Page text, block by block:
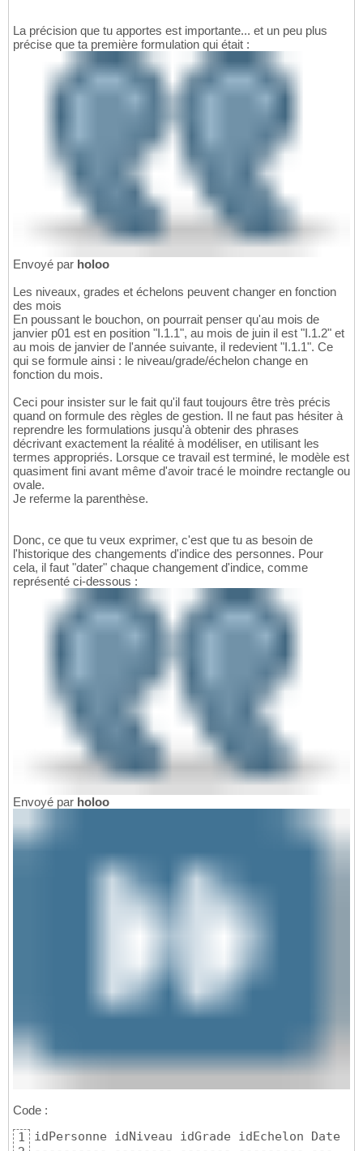
La précision que tu apportes est importante... et un peu plus
précise que ta première formulation qui était :
Envoyé par holoo
Les niveaux, grades et échelons peuvent changer en fonction
des mois
En poussant le bouchon, on pourrait penser qu'au mois de
janvier p01 est en position "I.1.1", au mois de juin il est "I.1.2" et
au mois de janvier de l'année suivante, il redevient "I.1.1". Ce
qui se formule ainsi : le niveau/grade/échelon change en
fonction du mois.
Ceci pour insister sur le fait qu'il faut toujours être très précis
quand on formule des règles de gestion. Il ne faut pas hésiter à
reprendre les formulations jusqu'à obtenir des phrases
décrivant exactement la réalité à modéliser, en utilisant les
termes appropriés. Lorsque ce travail est terminé, le modèle est
quasiment fini avant même d'avoir tracé le moindre rectangle ou
ovale.
Je referme la parenthèse.
Donc, ce que tu veux exprimer, c'est que tu as besoin de
l'historique des changements d'indice des personnes. Pour
cela, il faut "dater" chaque changement d'indice, comme
représenté ci-dessous :
Envoyé par holoo
Code :
1
idPersonne idNiveau idGrade idEchelon